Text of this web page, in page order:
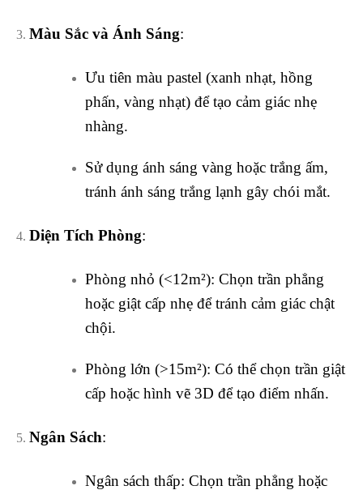
Màu Sắc và Ánh Sáng:
Ưu tiên màu pastel (xanh nhạt, hồng
phấn, vàng nhạt) để tạo cảm giác nhẹ
nhàng.
Sử dụng ánh sáng vàng hoặc trắng ấm,
tránh ánh sáng trắng lạnh gây chói mắt.
Diện Tích Phòng:
Phòng nhỏ (<12m²): Chọn trần phẳng
hoặc giật cấp nhẹ để tránh cảm giác chật
chội.
Phòng lớn (>15m²): Có thể chọn trần giật
cấp hoặc hình vẽ 3D để tạo điểm nhấn.
Ngân Sách:
Ngân sách thấp: Chọn trần phẳng hoặc